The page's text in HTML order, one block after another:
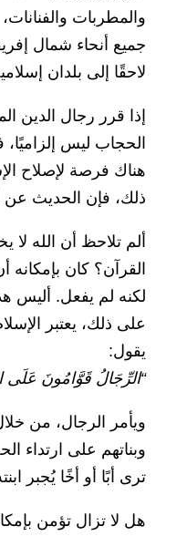
والمطربات
جميع أنحاء شمال
لاحقًا إلى بلدان
إذا قرر رجال الدين
الحجاب ليس
هناك فرصة لإصلاح
ذلك، فإن الحديث عن
ألم تلاحظ أن الله
القرآن؟ كان بإمكانه
لكنه لم يفعل. أليس
على ذلك، يعتبر
يقول:
“الرِّجَالُ قَوَّامُونَ عَلَى
ويأمر الرجال، من
وبناتهم على ارتداء
ترى أبًا أو أخًا يُجبر
هل لا تزال تؤمن